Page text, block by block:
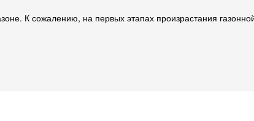
К сожалению, на первых этапах произрастания